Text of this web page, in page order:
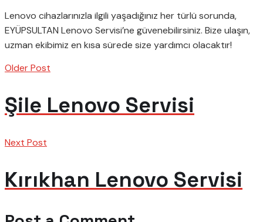
Lenovo cihazlarınızla ilgili yaşadığınız her türlü sorunda,
EYÜPSULTAN Lenovo Servisi’ne güvenebilirsiniz. Bize ulaşın,
uzman ekibimiz en kısa sürede size yardımcı olacaktır!
Older Post
Şile Lenovo Servisi
Next Post
Kırıkhan Lenovo Servisi